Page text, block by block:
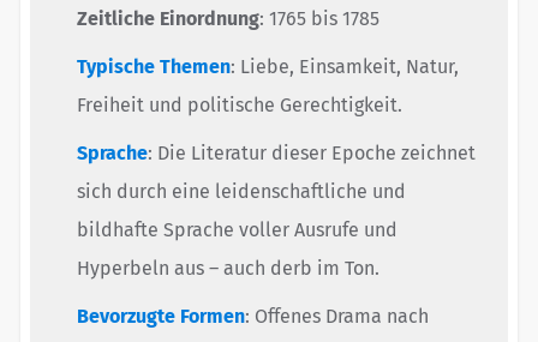
Zeitliche Einordnung: 1765 bis 1785
Typische Themen: Liebe, Einsamkeit, Natur,
Freiheit und politische Gerechtigkeit.
Sprache: Die Literatur dieser Epoche zeichnet
sich durch eine leidenschaftliche und
bildhafte Sprache voller Ausrufe und
Hyperbeln aus – auch derb im Ton.
Bevorzugte Formen: Offenes Drama nach